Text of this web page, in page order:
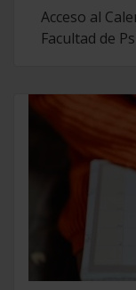
Acceso al
Facultad de